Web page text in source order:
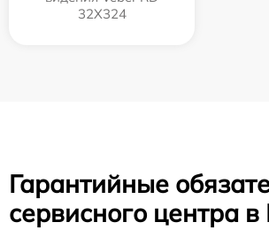
32X324
Гарантийные
сервисного центра